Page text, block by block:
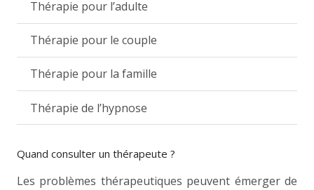
Thérapie pour l’adulte
Thérapie pour le couple
Thérapie pour la famille
Thérapie de l’hypnose
Quand consulter un thérapeute ?
Les problèmes thérapeutiques peuvent émerger de